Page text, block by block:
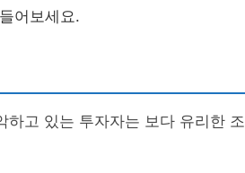
어보세요.
하고 있는 투자자는 보다 유리한 조